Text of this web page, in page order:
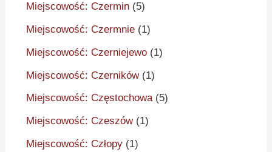
Miejscowość: Czermin (5)
Miejscowość: Czermnie (1)
Miejscowość: Czerniejewo (1)
Miejscowość: Czerników(1)
Miejscowość: Częstochowa(5)
Miejscowość: Czeszów(1)
Miejscowość: Człopy (1)